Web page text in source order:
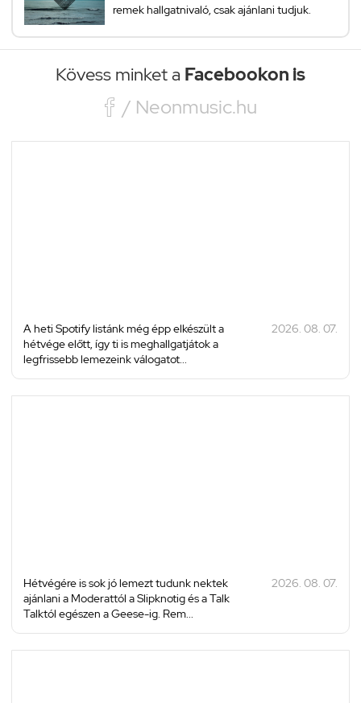
remek hallgatnivaló, csak ajánlani tudjuk.
Kövess minket a Facebookon is
 / Neonmusic.hu
A heti Spotify listánk még épp elkészült a
hétvége előtt, így ti is meghallgatjátok a
legfrissebb lemezeink válogatot...
2026. 08. 07.
Hétvégére is sok jó lemezt tudunk nektek
ajánlani a Moderattól a Slipknotig és a Talk
Talktól egészen a Geese-ig. Rem...
2026. 08. 07.